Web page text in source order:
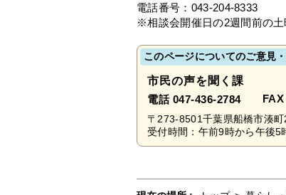
電話番号：043-204-8333
※相談会開催日の2週間前の
このページについてのご意見
市民の声を聞く課
電話 047-436-2784
〒273-8501千葉県船橋市湊
受付時間：午前9時から午後